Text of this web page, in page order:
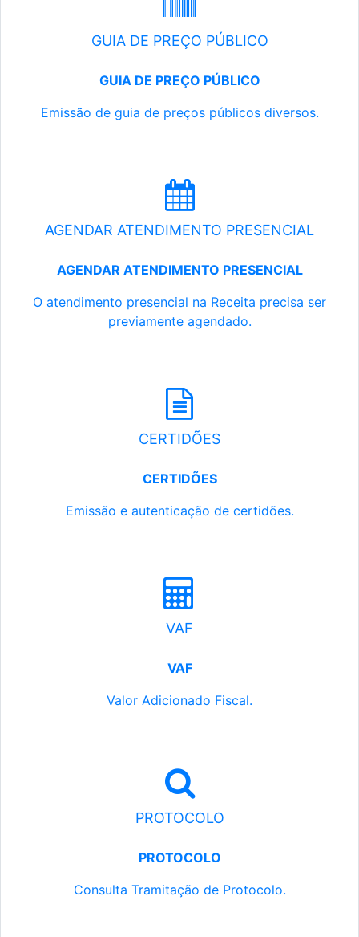
GUIA DE PREÇO PÚBLICO
GUIA DE PREÇO PÚBLICO
Emissão de guia de preços públicos diversos.
AGENDAR ATENDIMENTO PRESENCIAL
AGENDAR ATENDIMENTO PRESENCIAL
O atendimento presencial na Receita precisa ser
previamente agendado.
CERTIDÕES
CERTIDÕES
Emissão e autenticação de certidões.
VAF
VAF
Valor Adicionado Fiscal.
PROTOCOLO
PROTOCOLO
Consulta Tramitação de Protocolo.